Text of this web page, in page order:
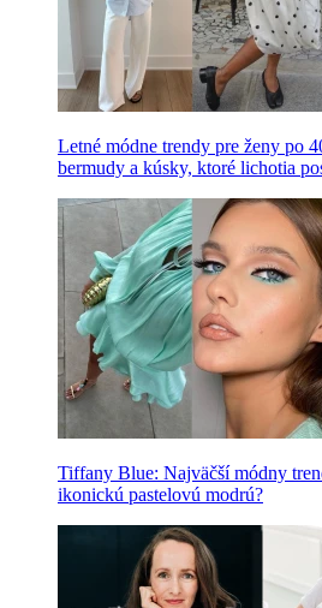
Letné módne trendy pre ženy po
bermudy a kúsky, ktoré lichotia
Tiffany Blue: Najväčší módny
ikonickú pastelovú modrú?